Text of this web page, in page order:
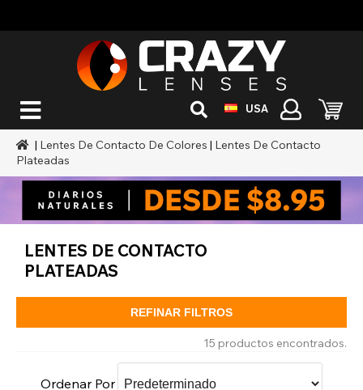
USA
| Lentes De Contacto De Colores | Lentes De Contacto
Plateadas
LENTES DE CONTACTO
PLATEADAS
REFINAR FILTROS
15 productos encontrados.
Ordenar Por